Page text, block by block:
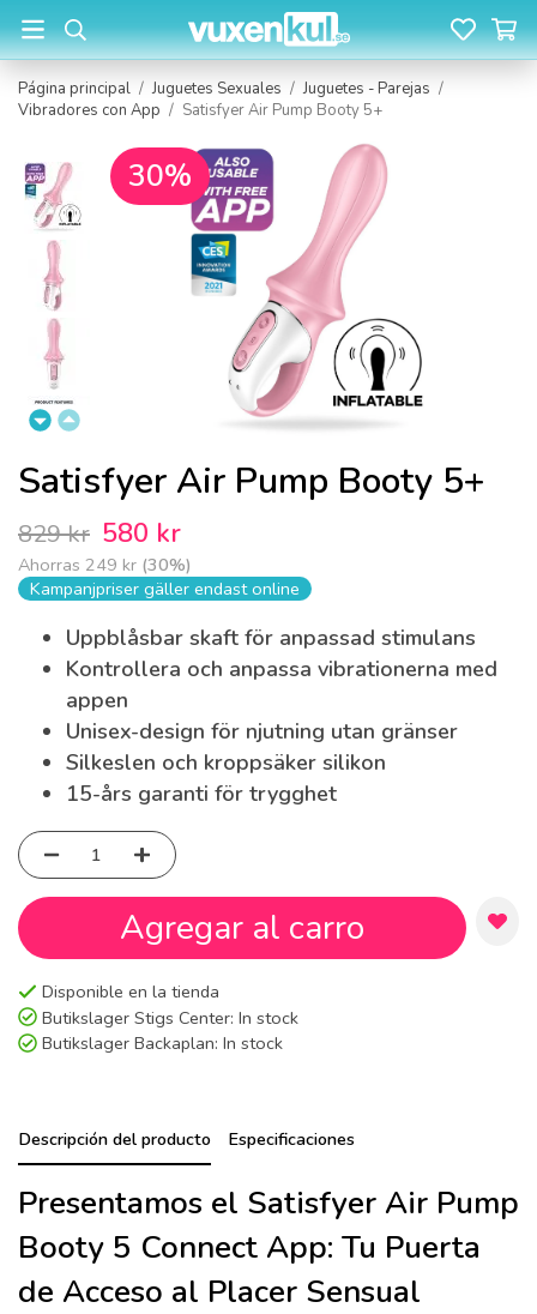
Página principal / Juguetes Sexuales / Juguetes - Parejas /
Vibradores con App / Satisfyer Air Pump Booty 5+
30%
Satisfyer Air Pump Booty 5+
829 kr 580 kr
Ahorras 249 kr (30%)
Kampanjpriser gäller endast online
Uppblåsbar skaft för anpassad stimulans
Kontrollera och anpassa vibrationerna med
appen
Unisex-design för njutning utan gränser
Silkeslen och kroppsäker silikon
15-års garanti för trygghet
Agregar al carro
Disponible en la tienda
Butikslager Stigs Center: In stock
Butikslager Backaplan: In stock
Descripción del producto Especificaciones
Presentamos el Satisfyer Air Pump
Booty 5 Connect App: Tu Puerta
de Acceso al Placer Sensual